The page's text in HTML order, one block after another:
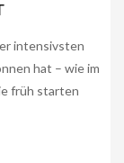
intensivsten
hat – wie im
früh starten